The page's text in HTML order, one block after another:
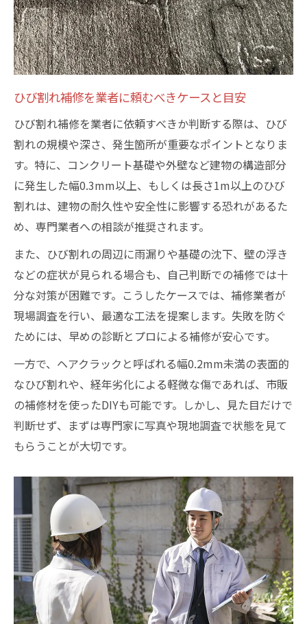
る
外壁ひび割れ補修業者の比較チェック項目
補修業者の施工実績が品質に与える影響
ひび割れ補修費用とアフター対応の違い
DIYと業者依頼のメリットを徹底検証
ひび割れ補修DIYのメリットとリスク比較
業者依頼による補修の安心感と専門性
コンクリート補修DIYと専門業者の違い
基礎ひび割れ補修DIYで気をつける点
費用を抑えるならDIYか業者依頼か検証
ひび割れ補修を業者に頼むべきケースと目安
ひび割れ補修を業者に依頼すべきか判断する際は、ひび
割れの規模や深さ、発生箇所が重要なポイントとなりま
す。特に、コンクリート基礎や外壁など建物の構造部分
に発生した幅0.3mm以上、もしくは長さ1m以上のひび
割れは、建物の耐久性や安全性に影響する恐れがあるた
め、専門業者への相談が推奨されます。
また、ひび割れの周辺に雨漏りや基礎の沈下、壁の浮き
などの症状が見られる場合も、自己判断での補修では十
分な対策が困難です。こうしたケースでは、補修業者が
現場調査を行い、最適な工法を提案します。失敗を防ぐ
ためには、早めの診断とプロによる補修が安心です。
一方で、ヘアクラックと呼ばれる幅0.2mm未満の表面的
なひび割れや、経年劣化による軽微な傷であれば、市販
の補修材を使ったDIYも可能です。しかし、見た目だけで
判断せず、まずは専門家に写真や現地調査で状態を見て
もらうことが大切です。